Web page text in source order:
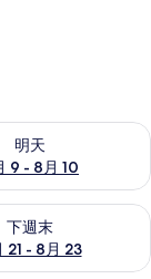
明天
9 - 8月 10
9 - 8月 10) 的供
下週末
21 - 8月 23
月 21 - 8月 23)